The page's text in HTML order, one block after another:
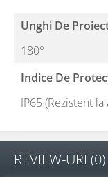
Unghi De
180°
Indice De
IP65 (Rezistent
REVIEW-URI (0)